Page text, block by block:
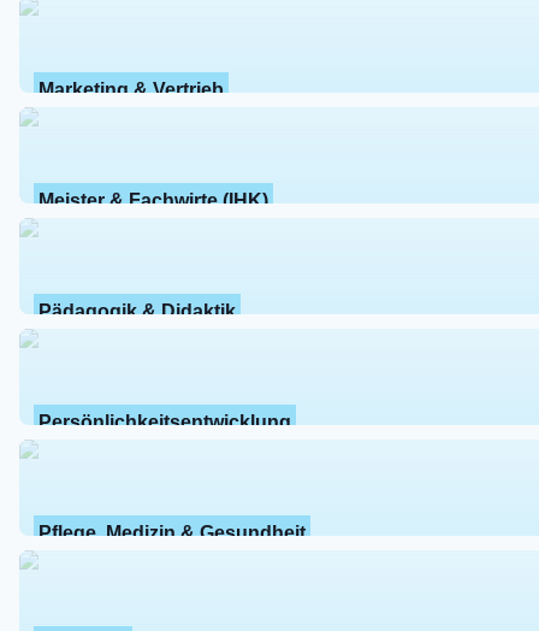
Marketing & Vertrieb
Meister & Fachwirte (IHK)
Pädagogik & Didaktik
Persönlichkeitsentwicklung
Pflege, Medizin & Gesundheit